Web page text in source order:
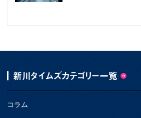
新川タイムズカテゴリー一覧
コラム